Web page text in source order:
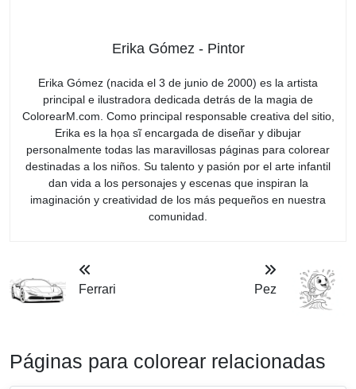
Erika Gómez - Pintor
Erika Gómez (nacida el 3 de junio de 2000) es la artista
principal e ilustradora dedicada detrás de la magia de
ColorearM.com. Como principal responsable creativa del sitio,
Erika es la họa sĩ encargada de diseñar y dibujar
personalmente todas las maravillosas páginas para colorear
destinadas a los niños. Su talento y pasión por el arte infantil
dan vida a los personajes y escenas que inspiran la
imaginación y creatividad de los más pequeños en nuestra
comunidad.
Ferrari Pez
Páginas para colorear relacionadas